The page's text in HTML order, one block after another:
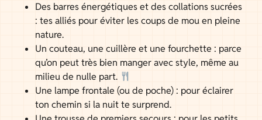
Des barres énergétiques et des collations sucrées
: tes alliés pour éviter les coups de mou en pleine
nature.
Un couteau, une cuillère et une fourchette : parce
qu’on peut très bien manger avec style, même au
milieu de nulle part.
Une lampe frontale (ou de poche) : pour éclairer
ton chemin si la nuit te surprend.